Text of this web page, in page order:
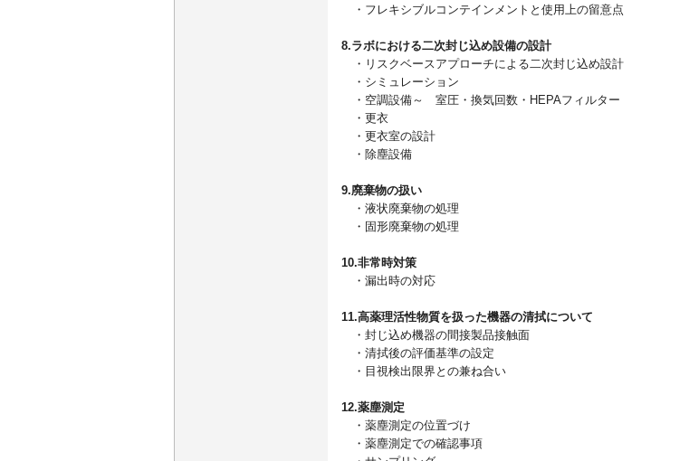
・フレキシブルコンテインメントと使用上の留意点
8.ラボにおける二次封じ込め設備の設計
・リスクベースアプローチによる二次封じ込め設計
・シミュレーション
・空調設備～ 室圧・換気回数・HEPAフィルター
・更衣
・更衣室の設計
・除塵設備
9.廃棄物の扱い
・液状廃棄物の処理
・固形廃棄物の処理
10.非常時対策
・漏出時の対応
11.高薬理活性物質を扱った機器の清拭について
・封じ込め機器の間接製品接触面
・清拭後の評価基準の設定
・目視検出限界との兼ね合い
12.薬塵測定
・薬塵測定の位置づけ
・薬塵測定での確認事項